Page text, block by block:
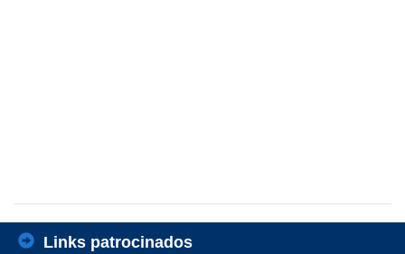
Links patrocinados